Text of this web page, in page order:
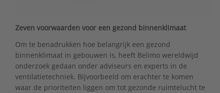
Zeven voorwaarden voor een gezond binnenklimaat
Om te benadrukken hoe belangrijk een gezond
binnenklimaat in gebouwen is, heeft Belimo wereldwijd
onderzoek gedaan onder adviseurs en experts in de
ventilatietechniek. Bijvoorbeeld om erachter te komen
waar de prioriteiten liggen om tot gezonde ruimtelucht te